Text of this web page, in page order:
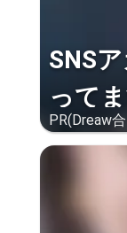
SNS
って
PR(Dreaw